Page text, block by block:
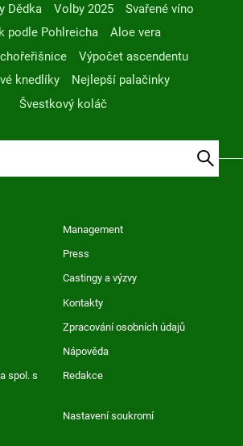
Dědka
Volby 2025
Svařené víno
podle Pohlreicha
Aloe vera
Výpočet ascendentu
knedlíky
Nejlepší palačinky
Švestkový koláč
Management
Press
Castingy a výzvy
Kontakty
Zpracování osobních údajů
Nápověda
spol. s
Redakce
Nastavení soukromí